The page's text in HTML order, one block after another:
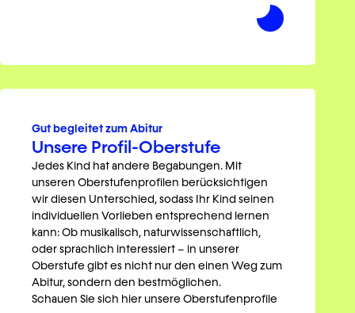
Gut begleitet zum Abitur
Unsere Profil-Oberstufe
Jedes Kind hat andere Begabungen. Mit
unseren Oberstufenprofilen berücksichtigen
wir diesen Unterschied, sodass Ihr Kind seinen
individuellen Vorlieben entsprechend lernen
kann: Ob musikalisch, naturwissenschaftlich,
oder sprachlich interessiert – in unserer
Oberstufe gibt es nicht nur den einen Weg zum
Abitur, sondern den bestmöglichen.
Schauen Sie sich hier unsere Oberstufenprofile